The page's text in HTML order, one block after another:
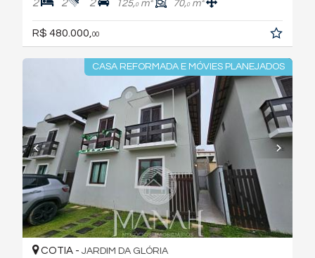
2 2 2 125,0m² 70,0m²
R$ 480.000, 00
CASA REFORMADA E MÓVIES PLANEJADOS
COTIA - JARDIM DA GLÓRIA